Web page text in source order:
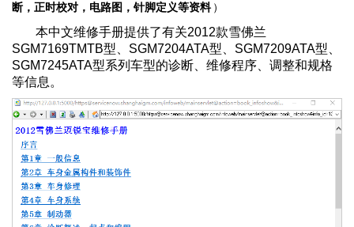
断，正时校对，电路图，针脚定义等资料 ）
本中文维修手册提供了有关2012款雪佛兰
SGM7169TMTB型、SGM7204ATA型、SGM7209ATA型、
SGM7245ATA型系列车型的诊断、维修程序、调整和规格
等信息。